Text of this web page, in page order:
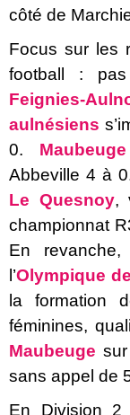
côté de
Focus sur les
football :
Feignies-
aulnésiens
0.
Abbeville 4 à
Le Quesnoy,
championnat
En
l’Olympique
la formation
féminines,
Maubeuge
sans appel de
En Division 2